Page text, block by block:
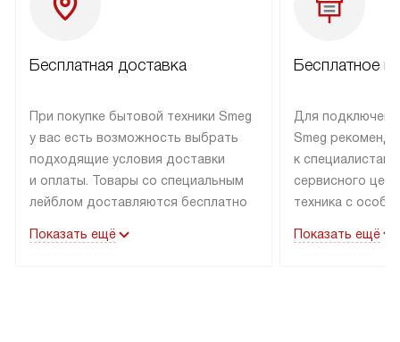
Бесплатная доставка
При покупке бытовой техники Smeg
у вас есть возможность выбрать
подходящие условия доставки
и оплаты. Товары со специальным
лейблом доставляются бесплатно
до подъезда. Доставка за пределы
Показать ещё
Бесплатное
Для
Smeg
к специалистам
сервисного
техника с
коммуникациям.
Показать ещё